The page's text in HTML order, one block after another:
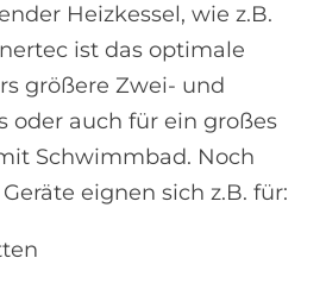
Heizkessel, wie z.B.
ist das optimale
größere Zwei- und
oder auch für ein großes
Schwimmbad. Noch
eignen sich z.B. für: